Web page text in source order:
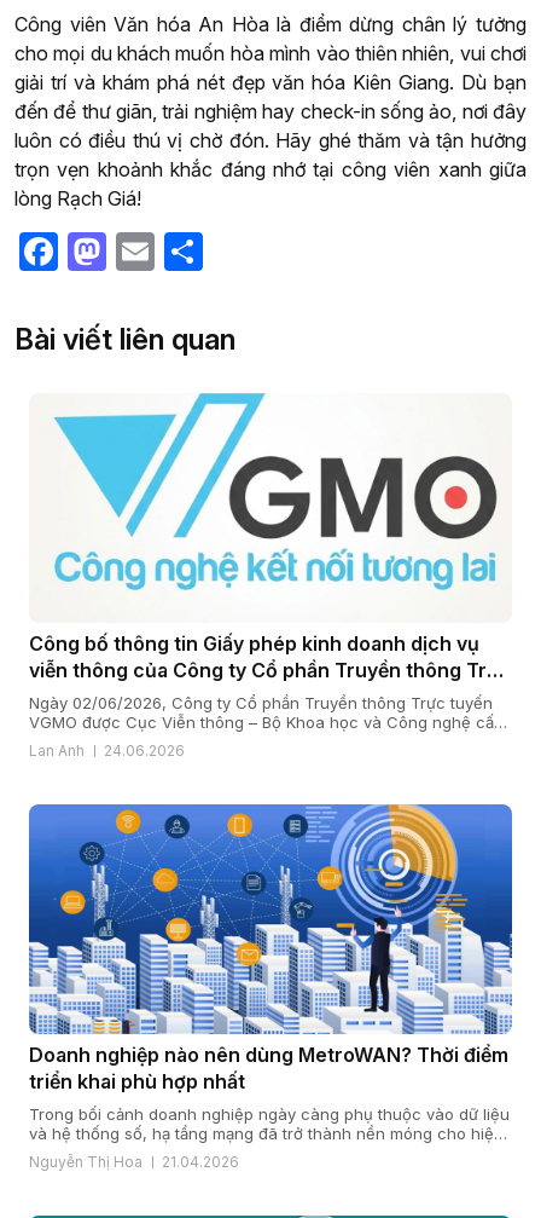
Công viên Văn hóa An Hòa là điểm dừng chân lý tưởng
cho mọi du khách muốn hòa mình vào thiên nhiên, vui chơi
giải trí và khám phá nét đẹp văn hóa Kiên Giang. Dù bạn
đến để thư giãn, trải nghiệm hay check-in sống ảo, nơi đây
luôn có điều thú vị chờ đón. Hãy ghé thăm và tận hưởng
trọn vẹn khoảnh khắc đáng nhớ tại công viên xanh giữa
lòng Rạch Giá!
Facebook
Mastodon
Email
Bài viết liên quan
Công bố thông tin Giấy phép kinh doanh dịch vụ
viễn thông của Công ty Cổ phần Truyền thông Trực
tuyến VGMO
Ngày 02/06/2026, Công ty Cổ phần Truyền thông Trực tuyến
VGMO được Cục Viễn thông – Bộ Khoa học và Công nghệ cấp
Giấy phép kinh doanh dịch vụ viễn thông số 180/GP-CVT. Thực
hiện quy định tại khoản 6 Điều 35 Nghị định số 163/2024/NĐ-
Lan Anh 24.06.2026
Doanh nghiệp nào nên dùng MetroWAN? Thời điểm
triển khai phù hợp nhất
Trong bối cảnh doanh nghiệp ngày càng phụ thuộc vào dữ liệu
và hệ thống số, hạ tầng mạng đã trở thành nền móng cho hiệu
quả vận hành và năng lực cạnh tranh. Khi quy mô mở rộng, chi
nhánh gia tăng và yêu cầu bảo mật, ổn định ngày càng cao,
Nguyễn Thị Hoa 21.04.2026